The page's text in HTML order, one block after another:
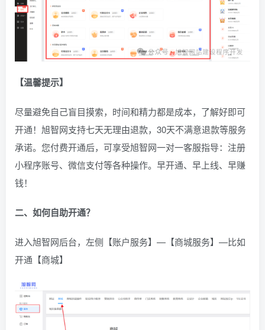
【温馨提示】
尽量避免自己盲目摸索，时间和精力都是成本，了解好即可
开通！旭智网支持七天无理由退款，30天不满意退款等服务
承诺。您付费开通后，可享受旭智网一对一客服指导：注册
小程序账号、微信支付等各种操作。早开通、早上线、早赚
钱！
二、如何自助开通？
进入旭智网后台，左侧【账户服务】—【商城服务】—比如
开通【商城】